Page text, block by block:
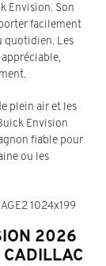
Envision. Son
facilement
quotidien. Les
plein air et les
Envision
fiable pour
ou les
2026
CADILLAC